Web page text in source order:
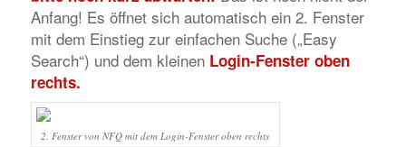
Anfang! Es öffnet sich automatisch ein 2. Fenster
mit dem Einstieg zur einfachen Suche („Easy
Search“) und dem kleinen Login-Fenster oben
rechts.
2. Fenster von NFQ mit dem Login-Fenster oben rechts